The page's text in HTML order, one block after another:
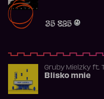
35 825
Gruby Mielzkyft.
Blisko mnie